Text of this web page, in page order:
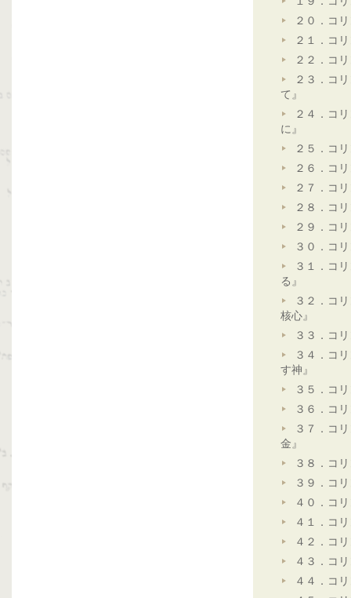
２０．コ
２１．コ
２２．コ
２３．コ
て』
２４．コ
に』
２５．コ
２６．コ
２７．コ
２８．コ
２９．コ
３０．コ
３１．コ
る』
３２．コ
核心』
３３．コ
３４．コ
す神』
３５．コ
３６．コ
３７．コ
金』
３８．コ
３９．コ
４０．コ
４１．コ
４２．コ
４３．コ
４４．コ